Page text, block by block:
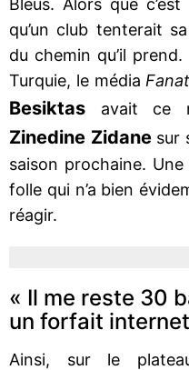
Bleus. Alors que
qu’un club tenterait
du chemin qu’il
Turquie, le média
Besiktas avait ce
Zinedine Zidanesur
saison prochaine.
folle qui n’a bien
réagir.
« Il me reste 30
un forfait
Ainsi, sur le